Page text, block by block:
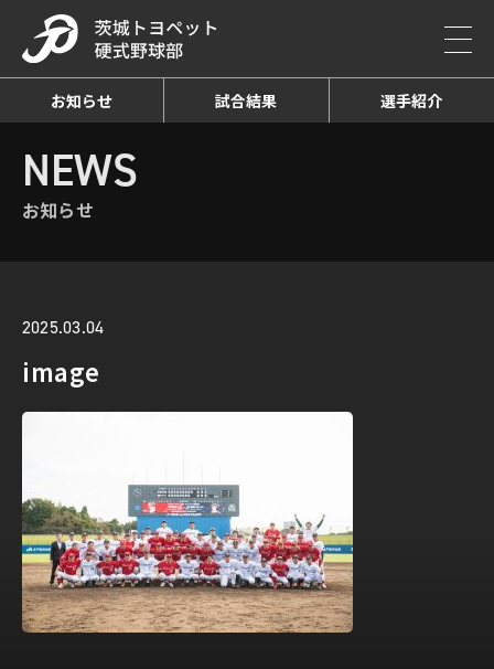
お知らせ 試合結果 選手紹介
HOME お知らせ詳細
NEWS
お知らせ
2025.03.04
image